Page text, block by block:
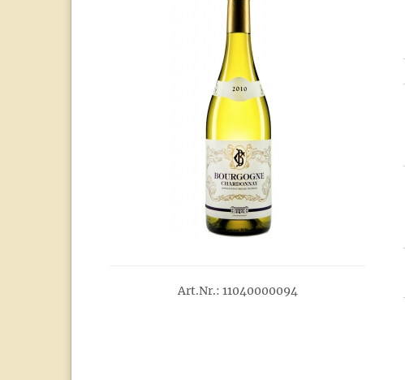
Art.Nr.: 11040000094